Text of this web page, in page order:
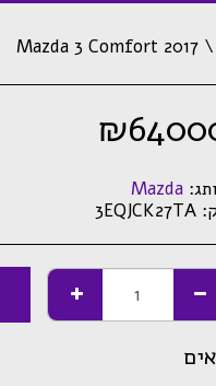
Mazda 3 Comfort 2017
₪
Mazda
3EQJCK27TA